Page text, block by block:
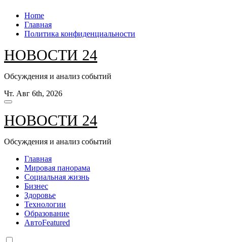
Перейти
содержанию
Home
Главная
Политика конфиденциальности
НОВОСТИ 24
Обсуждения и анализ событий
Чт. Авг 6th, 2026
НОВОСТИ 24
Обсуждения и анализ событий
Главная
Мировая панорама
Социальная жизнь
Бизнес
Здоровье
Технологии
Образование
АвтоFeatured